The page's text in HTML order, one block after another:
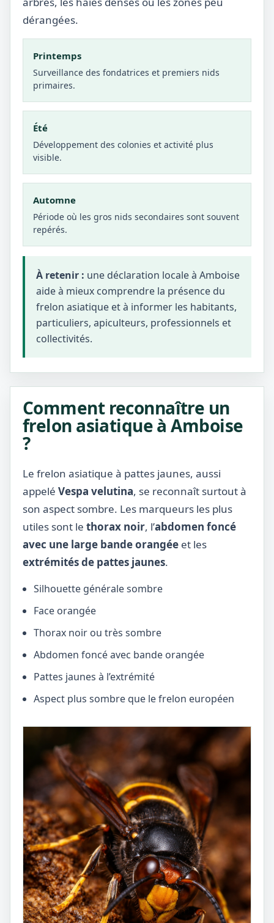
dérangées.
Printemps
Surveillance des fondatrices et premiers nids
primaires.
Été
Développement des colonies et activité plus
visible.
Automne
Période où les gros nids secondaires sont souvent
repérés.
À retenir : une déclaration locale à Amboise
aide à mieux comprendre la présence du
frelon asiatique et à informer les habitants,
particuliers, apiculteurs, professionnels et
collectivités.
Comment reconnaître un
frelon asiatique à Amboise
?
Le frelon asiatique à pattes jaunes, aussi
appelé Vespa velutina, se reconnaît surtout à
son aspect sombre. Les marqueurs les plus
utiles sont le thorax noir, l’abdomen foncé
avec une large bande orangée et les
extrémités de pattes jaunes.
Silhouette générale sombre
Face orangée
Thorax noir ou très sombre
Abdomen foncé avec bande orangée
Pattes jaunes à l’extrémité
Aspect plus sombre que le frelon européen